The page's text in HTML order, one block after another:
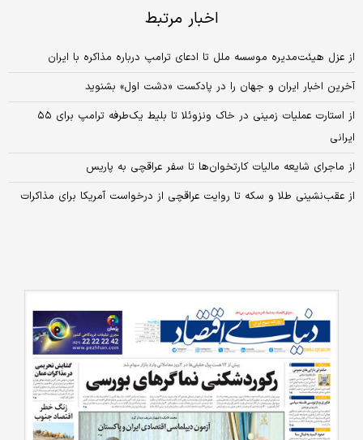
اخبار مرتبط
از عزل هیئت‌مدیره موسسه ملل تا ادعای ترامپ درباره مذاکره با ایران
آخرین اخبار ایران و جهان را در پادکست «دشت اول» بشنوید
از استارت عملیات زمینی در خاک ونزوئلا تا بلیط یک‌طرفه ترامپ برای ۵۵
ایرانی
از ماجرای شایعه مالیات کارتخوان‌ها تا سفر عراقچی به پاریس
از عقب‌نشینی طلا و سکه تا روایت عراقچی از درخواست آمریکا برای مذاکرات